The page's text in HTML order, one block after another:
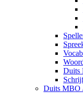
Duits
Duits MBO